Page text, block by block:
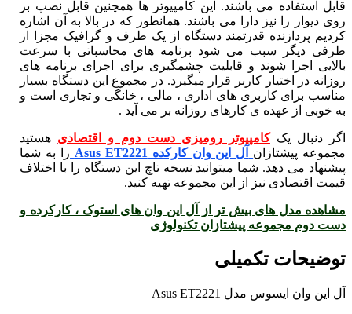
قابل استفاده می ‌باشند. این کامپیوتر ها همچنین قابل نصب بر
روی دیوار را نیز دارا می باشند. همانطور که در بالا به آن اشاره
کردیم پردازنده قدرتمند دستگاه از یک طرف و گرافیک مجزا از
طرفی دیگر سبب می شود برنامه های محاسباتی با سرعت
بالایی اجرا شوند و قابلیت چشمگیری برای اجرای برنامه های
روزانه در اختیار کاربر قرار میگیرد. در مجموع این دستگاه بسیار
مناسب برای کاربری های اداری ، مالی ، خانگی و تجاری است و
به خوبی از عهده ی کارهای روزانه بر می آید .
اگر دنبال یککامپیوتر رومیزی دست دوم و اقتصادی هستید
مجموعه پیشتازان
آل این وان کارکده Asus ET2221
را به شما
پیشنهاد می دهد. شما میتوانید نسخه تاچ این دستگاه را با اختلاف
قیمت اقتصادی نیز از این مجموعه تهیه کنید.
مشاهده مدل های بیش تر از آل این وان های استوک ، کارکرده و
دست دوم مجموعه پیشتازان تکنولوژی
توضیحات تکمیلی
آل این وان ایسوس مدل Asus ET2221